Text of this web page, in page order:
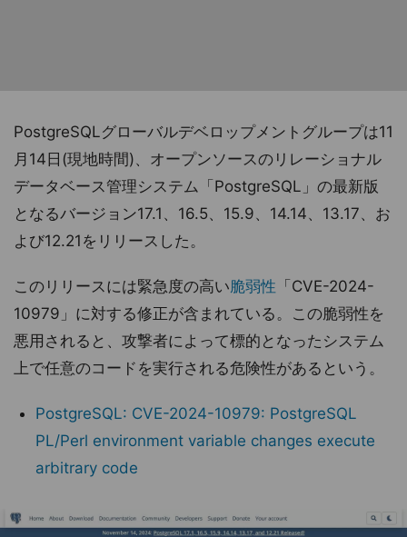
PostgreSQLグローバルデベロップメントグループは11
月14日(現地時間)、オープンソースのリレーショナル
データベース管理システム「PostgreSQL」の最新版
となるバージョン17.1、16.5、15.9、14.14、13.17、お
よび12.21をリリースした。
このリリースには緊急度の高い脆弱性 「CVE-2024-
10979」に対する修正が含まれている。この脆弱性を
悪用されると、攻撃者によって標的となったシステム
上で任意のコードを実行される危険性があるという。
PostgreSQL: CVE-2024-10979: PostgreSQL
PL/Perl environment variable changes execute
arbitrary code